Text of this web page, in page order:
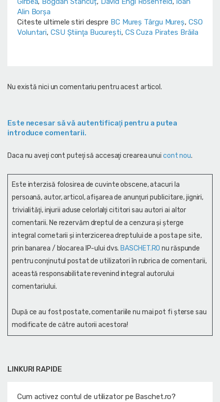
LINKURI RAPIDE
Cum activez contul de utilizator pe Baschet.ro?
Alin Borșa
Citeste ultimele stiri despre BC Mureș Târgu Mureș, CSO
Voluntari, CSU Ştiinţa Bucureşti, CS Cuza Pirates Brăila
Nu există nici un comentariu pentru acest articol.
Este necesar să vă autentificaţi pentru a putea
introduce comentarii.
Daca nu aveţi cont puteţi să accesaţi crearea unui cont nou.
Este interzisă folosirea de cuvinte obscene, atacuri la
persoană, autor, articol, afişarea de anunţuri publicitare, jigniri,
trivialităţi, injurii aduse celorlalţi cititori sau autori ai altor
comentarii. Ne rezervăm dreptul de a cenzura și şterge
integral cometarii și interzicerea dreptului de a posta pe site,
prin banarea / blocarea IP-ului dvs. BASCHET.RO nu răspunde
pentru conţinutul postat de utilizatori în rubrica de comentarii,
această responsabilitate revenind integral autorului
comentariului.
După ce au fost postate, comentariile nu mai pot fi șterse sau
modificate de către autorii acestora!